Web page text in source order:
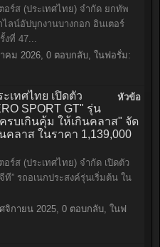
ร์ส (ประเทศไทย) จำกัด ยกทัพ
ลน์อัปบุกงานบางกอก อินเตอร์
งที่ 47...
คม 2026, 0 ตอบกลับ, ในฟอรั่ม:
หัวข้อ
เทศไทย เปิดตัว
SPORT GT" รุ่น
รบเกินคุ้ม ให้เกินคลาส" จัด
คลาส ในราคา 1,139,000
ร์ส (ประเทศไทย) จำกัด เปิดตัว
ที” รถอเนกประสงค์รุ่นเริ่มต้น ใน
จิกายน 2025, 0 ตอบกลับ, ในฟ